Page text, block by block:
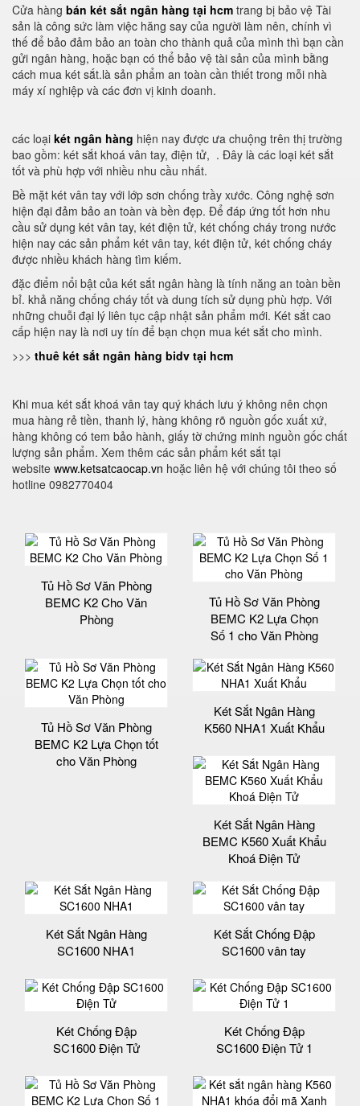
Cửa hàng bán két sắt ngân hàng tại hcm trang bị bảo vệ Tài
sản là công sức làm việc hăng say của người làm nên, chính vì
thế để bảo đảm bảo an toàn cho thành quả của mình thì bạn cần
gửi ngân hàng, hoặc bạn có thể bảo vệ tài sản của mình bằng
cách mua két sắt.là sản phẩm an toàn cần thiết trong mỗi nhà
máy xí nghiệp và các đơn vị kinh doanh.
các loại két ngân hàng hiện nay được ưa chuộng trên thị trường
bao gồm: két sắt khoá vân tay, điện tử, . Đây là các loại két sắt
tốt và phù hợp với nhiều nhu cầu nhất.
Bề mặt két vân tay với lớp sơn chống trầy xước. Công nghệ sơn
hiện đại đảm bảo an toàn và bền đẹp. Để đáp ứng tốt hơn nhu
cầu sử dụng két vân tay, két điện tử, két chống cháy trong nước
hiện nay các sản phẩm két vân tay, két điện tử, két chống cháy
được nhiều khách hàng tìm kiếm.
đặc điểm nổi bật của két sắt ngân hàng là tính năng an toàn bền
bỉ. khả năng chống cháy tốt và dung tích sử dụng phù hợp. Với
những chuỗi đại lý liên tục cập nhật sản phẩm mới. Két sắt cao
cấp hiện nay là nơi uy tín để bạn chọn mua két sắt cho mình.
>>> thuê két sắt ngân hàng bidv tại hcm
Khi mua két sắt khoá vân tay quý khách lưu ý không nên chọn
mua hàng rẻ tiền, thanh lý, hàng không rõ nguồn gốc xuất xứ,
hàng không có tem bảo hành, giấy tờ chứng minh nguồn gốc chất
lượng sản phẩm. Xem thêm các sản phẩm két sắt tại
website www.ketsatcaocap.vn hoặc liên hệ với chúng tôi theo số
hotline 0982770404
Tủ Hồ Sơ Văn Phòng
BEMC K2 Cho Văn
Phòng
Tủ Hồ Sơ Văn Phòng
BEMC K2 Lựa Chọn
Số 1 cho Văn Phòng
Tủ Hồ Sơ Văn Phòng
BEMC K2 Lựa Chọn tốt
cho Văn Phòng
Két Sắt Ngân Hàng
K560 NHA1 Xuất Khẩu
Két Sắt Ngân Hàng
BEMC K560 Xuất Khẩu
Khoá Điện Tử
Két Sắt Ngân Hàng
SC1600 NHA1
Két Sắt Chống Đập
SC1600 vân tay
Két Chống Đập
SC1600 Điện Tử
Két Chống Đập
SC1600 Điện Tử 1